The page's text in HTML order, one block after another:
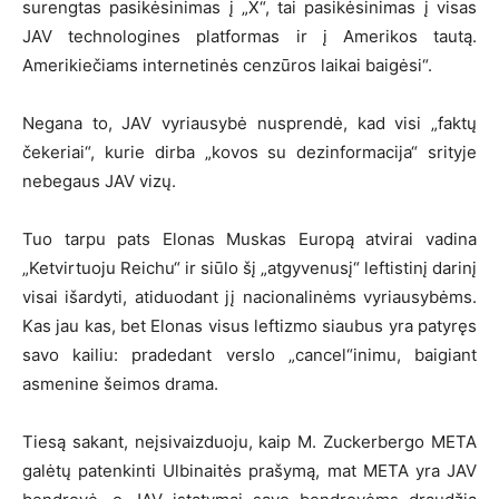
surengtas pasikėsinimas į „X“, tai pasikėsinimas į visas
JAV technologines platformas ir į Amerikos tautą.
Amerikiečiams internetinės cenzūros laikai baigėsi“.
Negana to, JAV vyriausybė nusprendė, kad visi „faktų
čekeriai“, kurie dirba „kovos su dezinformacija“ srityje
nebegaus JAV vizų.
Tuo tarpu pats Elonas Muskas Europą atvirai vadina
„Ketvirtuoju Reichu“ ir siūlo šį „atgyvenusį“ leftistinį darinį
visai išardyti, atiduodant jį nacionalinėms vyriausybėms.
Kas jau kas, bet Elonas visus leftizmo siaubus yra patyręs
savo kailiu: pradedant verslo „cancel“inimu, baigiant
asmenine šeimos drama.
Tiesą sakant, neįsivaizduoju, kaip M. Zuckerbergo META
galėtų patenkinti Ulbinaitės prašymą, mat META yra JAV